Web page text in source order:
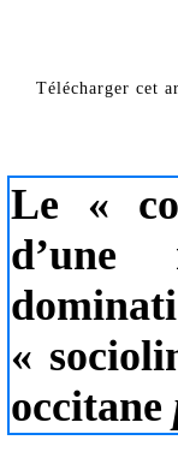
Télécharger cet
Le «
«
occitane